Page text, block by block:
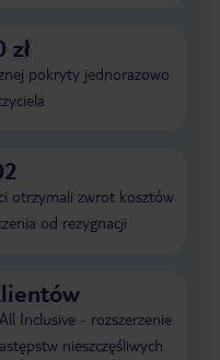
zł
pokryty jednorazowo
otrzymali zwrot kosztów
od rezygnacji
Inclusive - rozszerzenie
nieszczęśliwych